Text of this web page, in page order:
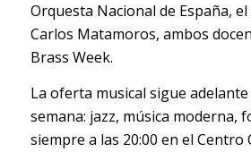
Orquesta Nacional de España,
Carlos Matamoros, ambos
Brass Week.
La oferta musical sigue
semana: jazz, música moderna,
siempre a las 20:00 en el Centro